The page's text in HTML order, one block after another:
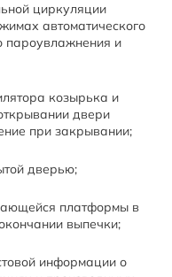
циркуляции
автоматического
пароувлажнения и
козырька и
двери
при закрывании;
дверью;
платформы в
выпечки;
информации о